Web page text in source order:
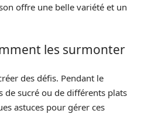
offre une belle variété et un
les surmonter
des défis. Pendant le
de sucré ou de différents plats
astuces pour gérer ces